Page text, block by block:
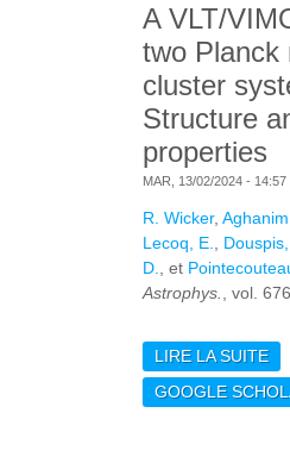
A VLT/
two Planck
cluster
Structure
properties
MAR, 13/02/2024 - 14:57
R. Wicker,
Lecoq, E.
D.
, et
Astrophys.
, vol.
LIRE LA SUITE
GOOGLE